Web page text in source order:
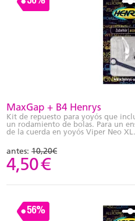
MaxGap + B4 Henrys
Kit de repuesto para yoyós que
un rodamiento de bolas. Para un
de la cuerda en yoyós Viper Neo XL.
antes: 10,20€
4,50€
56%